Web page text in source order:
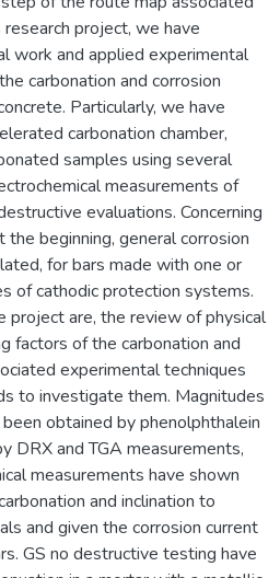
project, we have
work and applied experimental
carbonation and corrosion
Particularly, we have
carbonation chamber,
samples using several
measurements of
evaluations. Concerning
beginning, general corrosion
for bars made with one or
of cathodic protection systems.
project are, the review of physical
factors of the carbonation and
experimental techniques
to investigate them. Magnitudes
obtained by phenolphthalein
DRX and TGA measurements,
measurements have shown
and inclination to
and given the corrosion current
GS no destructive testing have